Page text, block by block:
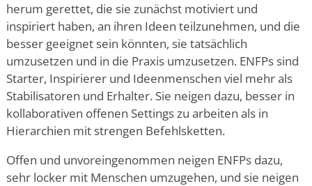
herum gerettet, die sie zunächst motiviert und
inspiriert haben, an ihren Ideen teilzunehmen, und die
besser geeignet sein könnten, sie tatsächlich
umzusetzen und in die Praxis umzusetzen. ENFPs sind
Starter, Inspirierer und Ideenmenschen viel mehr als
Stabilisatoren und Erhalter. Sie neigen dazu, besser in
kollaborativen offenen Settings zu arbeiten als in
Hierarchien mit strengen Befehlsketten.
Offen und unvoreingenommen neigen ENFPs dazu,
sehr locker mit Menschen umzugehen, und sie neigen